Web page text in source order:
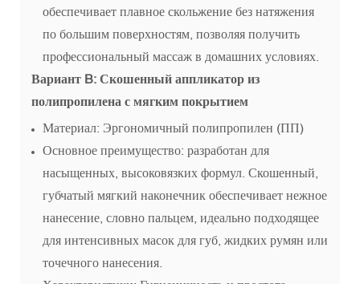
обеспечивает плавное скольжение без натяжения
по большим поверхностям, позволяя получить
профессиональный массаж в домашних условиях.
Вариант B: Скошенный аппликатор из
полипропилена с мягким покрытием
Материал: Эргономичный полипропилен (ПП)
Основное преимущество: разработан для
насыщенных, высоковязких формул. Скошенный,
губчатый мягкий наконечник обеспечивает нежное
нанесение, словно пальцем, идеально подходящее
для интенсивных масок для губ, жидких румян или
точечного нанесения.